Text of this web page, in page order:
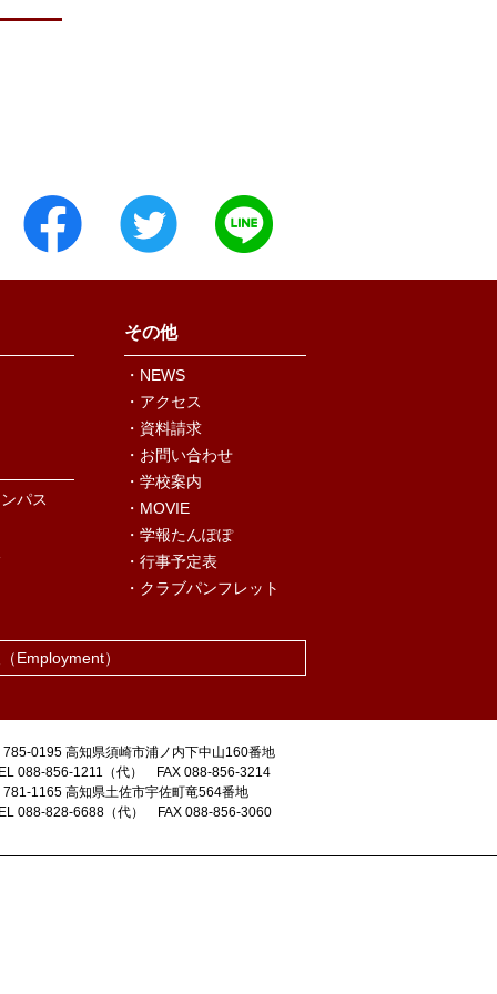
パス
その他
・NEWS
・アクセス
・資料請求
・お問い合わせ
・学校案内
・MOVIE
・学報たんぽぽ
・行事予定表
・クラブパンフレット
（Employment）
785-0195 高知県須崎市浦ノ内下中山160番地
088-856-1211（代） FAX 088-856-3214
781-1165 高知県土佐市宇佐町竜564番地
088-828-6688（代） FAX 088-856-3060